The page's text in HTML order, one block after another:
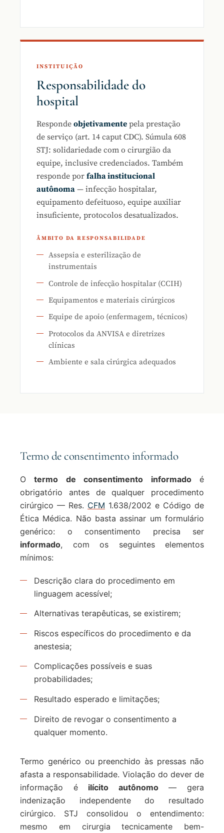
INSTITUIÇÃO
Responsabilidade do
hospital
Responde objetivamente pela prestação
de serviço (art. 14 caput CDC). Súmula 608
STJ: solidariedade com o cirurgião da
equipe, inclusive credenciados. Também
responde por falha institucional
autônoma — infecção hospitalar,
equipamento defeituoso, equipe auxiliar
insuficiente, protocolos desatualizados.
ÂMBITO DA RESPONSABILIDADE
Assepsia e esterilização de
instrumentais
Controle de infecção hospitalar (CCIH)
Equipamentos e materiais cirúrgicos
Equipe de apoio (enfermagem, técnicos)
Protocolos da ANVISA e diretrizes
clínicas
Ambiente e sala cirúrgica adequados
Termo de consentimento informado
Otermo de consentimento informadoé
obrigatório antes de qualquer procedimento
cirúrgico — Res. CFM 1.638/2002 e Código de
Ética Médica. Não basta assinar um formulário
genérico: o consentimento precisa ser
informado, com os seguintes elementos
mínimos:
Descrição clara do procedimento em
linguagem acessível;
Alternativas terapêuticas, se existirem;
Riscos específicos do procedimento e da
anestesia;
Complicações possíveis e suas
probabilidades;
Resultado esperado e limitações;
Direito de revogar o consentimento a
qualquer momento.
Termo genérico ou preenchido às pressas não
afasta a responsabilidade. Violação do dever de
informação é ilícito autônomo— gera
indenização independente do resultado
cirúrgico. STJ consolidou o entendimento:
mesmo em cirurgia tecnicamente bem-